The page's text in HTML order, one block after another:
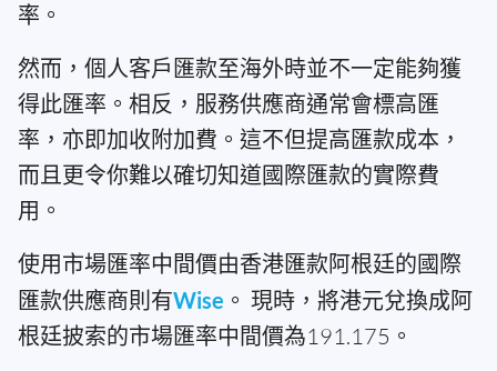
率。
然而，個人客戶匯款至海外時並不一定能夠獲
得此匯率。相反，服務供應商通常會標高匯
率，亦即加收附加費。這不但提高匯款成本，
而且更令你難以確切知道國際匯款的實際費
用。
使用市場匯率中間價由香港匯款阿根廷的國際
匯款供應商則有Wise 。 現時，將港元兌換成阿
根廷披索的市場匯率中間價為191.175。